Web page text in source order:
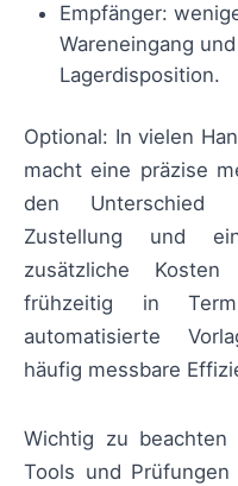
Empfänger:
Wareneingang
Lagerdisposition.
Optional: In vielen
macht eine präzise
den Unterschied
Zustellung und
zusätzliche
frühzeitig in
automatisierte
häufig messbare
Wichtig zu
Tools und